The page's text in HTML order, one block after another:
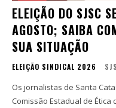
ELEIÇÃO DO SJSC
AGOSTO; SAIBA
SUA SITUAÇÃO
ELEIÇÃO SINDICAL 2026
Os jornalistas de Santa
Comissão Estadual de